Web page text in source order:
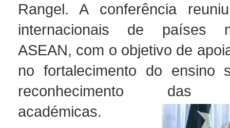
Rangel. A conferência
internacionais de países
ASEAN, com o objetivo de
no fortalecimento do ensino
reconhecimento das
académicas.